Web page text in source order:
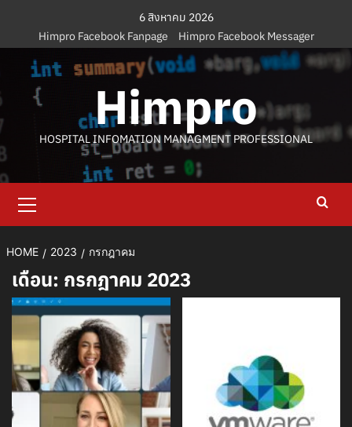
content
6 สิงหาคม 2026
Himpro Facebook Fanpage
Himpro Facebook Messager
Himpro
HOSPITAL INFOMATION MANAGMENT PROFESSIONAL
Menu
HOME 2023 กรกฎาคม
เดือน: กรกฎาคม 2023